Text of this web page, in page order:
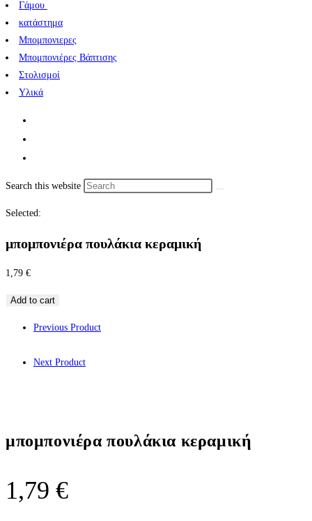
Γάμου
κατάστημα
Μπομπονιερες
Μπομπονιέρες Βάπτισης
Στολισμοί
Υλικά
Search this website
Selected:
μπομπονιέρα πουλάκια κεραμική
1,79 €
Add to cart
Previous Product
Next Product
μπομπονιέρα πουλάκια κεραμική
1,79 €